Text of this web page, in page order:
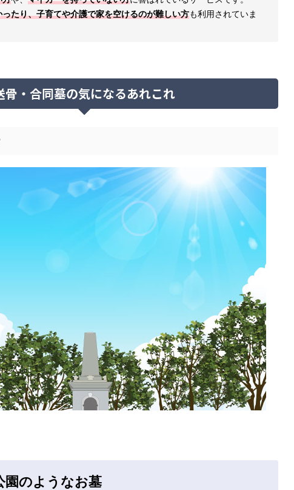
たり、子育てや介護で家を空けるのが難しい方も利用されていま
骨・合同墓の気になるあれこれ
園のようなお墓